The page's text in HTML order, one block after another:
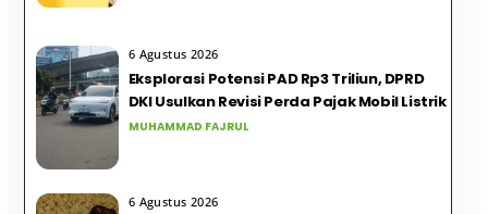
6 Agustus 2026
Eksplorasi Potensi PAD Rp3 Triliun, DPRD
DKI Usulkan Revisi Perda Pajak Mobil Listrik
MUHAMMAD FAJRUL
6 Agustus 2026